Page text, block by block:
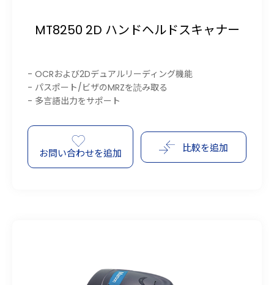
MT8250 2D ハンドヘルドスキャナー
- OCRおよび2Dデュアルリーディング機能
- パスポート/ビザのMRZを読み取る
- 多言語出力をサポート
お問い合わせを追加 比較を追加